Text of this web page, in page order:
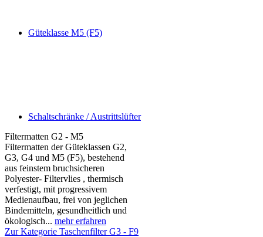
Güteklasse M5 (F5)
Schaltschränke / Austrittslüfter
Filtermatten G2 - M5
Filtermatten der Güteklassen G2,
G3, G4 und M5 (F5), bestehend
aus feinstem bruchsicheren
Polyester- Filtervlies , thermisch
verfestigt, mit progressivem
Medienaufbau, frei von jeglichen
Bindemitteln, gesundheitlich und
ökologisch... mehr erfahren
Zur Kategorie Taschenfilter G3 - F9